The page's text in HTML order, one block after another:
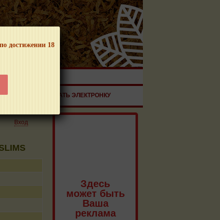
достижении 18
ПРОДУКЦИИ!
ЗАКАЗАТЬ ЭЛЕКТРОНКУ
Вход
Здесь
может быть
Ваша
реклама